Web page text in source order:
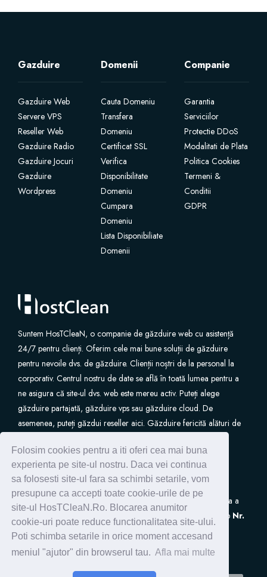
Folosim cookies pentru a iti oferi cea mai buna
experienta pe site-ul nostru. Daca vei continua
sa folosesti site-ul fara sa schimbi setarile, vom
presupune ca accepti toate cookie-urile de pe
site-ul HosTCleaN.Ro. Blocarea anumitor
cookie-uri poate reduce functionalitatea site-ului.
Poti schimba setarile in orice moment accesand
meniul "ajutor" din browserul tau. Afla mai multe
Gazduire
Gazduire Web
Servere VPS
Reseller Web
Gazduire Radio
Gazduire Jocuri
Gazduire
Wordpress
Domenii
Cauta Domeniu
Transfera
Domeniu
Certificat SSL
Verifica
Disponibilitate
Domeniu
Cumpara
Domeniu
Lista Disponibiliate
Domenii
Companie
Garantia
Serviciilor
Protectie DDoS
Modalitati de Plata
Politica Cookies
Termeni &
Conditii
GDPR
Suntem HosTCleaN, o companie de găzduire web cu asistență
24/7 pentru clienți. Oferim cele mai bune soluții de găzduire
pentru nevoile dvs. de găzduire. Clienții noștri de la personal la
corporativ. Centrul nostru de date se află în toată lumea pentru a
ne asigura că site-ul dvs. web este mereu activ. Puteți alege
găzduire partajată, găzduire vps sau găzduire cloud. De
asemenea, puteți găzdui reseller aici. Găzduire fericită alături de
S.C. HostClean S.R.L
este inscrisa in Registrul de Evidenta a
Prelucrarilor de Date cu Caracter Personal (ANSPDCP) sub Nr.
0005266